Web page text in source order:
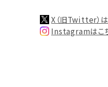
X（旧Twitter）
Instagramはこ